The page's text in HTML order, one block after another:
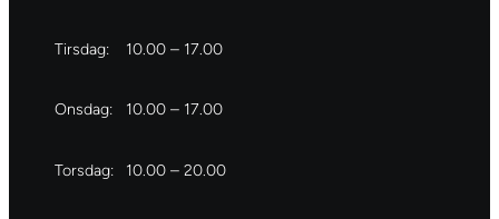
Tirsdag: 10.00 – 17.00
Onsdag: 10.00 – 17.00
Torsdag: 10.00 – 20.00